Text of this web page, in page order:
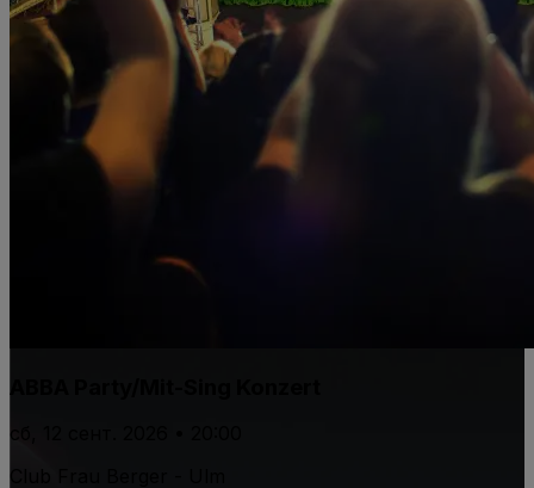
ABBA Party/Mit-Sing Konzert